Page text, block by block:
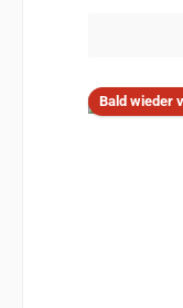
Bald wieder